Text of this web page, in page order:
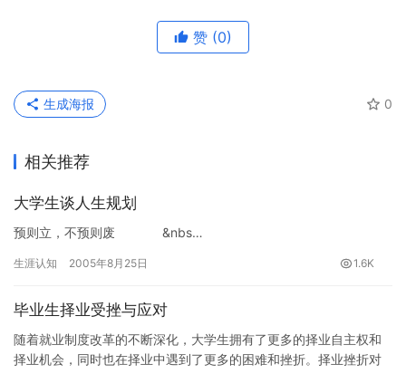
赞 (0)
0
生成海报
相关推荐
大学生谈人生规划
预则立，不预则废 &nbs…
生涯认知 2005年8月25日 1.6K
毕业生择业受挫与应对
随着就业制度改革的不断深化，大学生拥有了更多的择业自主权和
择业机会，同时也在择业中遇到了更多的困难和挫折。择业挫折对